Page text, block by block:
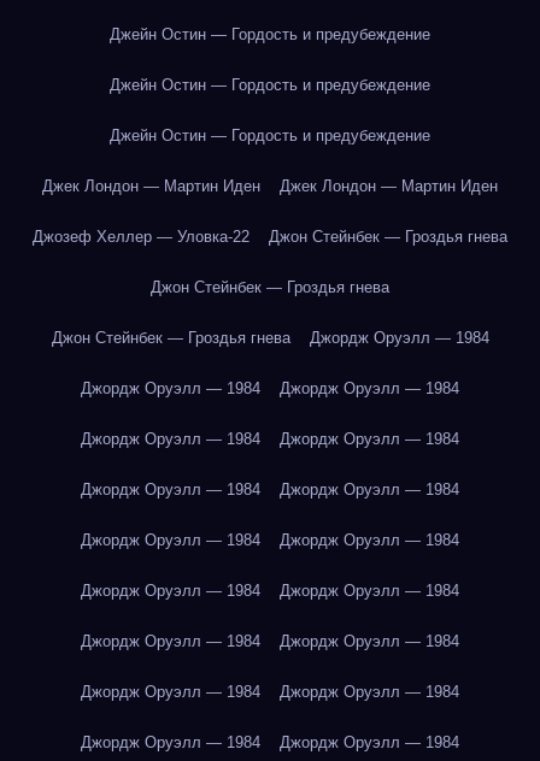
Джейн Остин — Гордость и предубеждение
Джейн Остин — Гордость и предубеждение
Джейн Остин — Гордость и предубеждение
Джек Лондон — Мартин Иден Джек Лондон — Мартин Иден
Джозеф Хеллер — Уловка-22 Джон Стейнбек — Гроздья гнева
Джон Стейнбек — Гроздья гнева
Джон Стейнбек — Гроздья гнева Джордж Оруэлл — 1984
Джордж Оруэлл — 1984 Джордж Оруэлл — 1984
Джордж Оруэлл — 1984 Джордж Оруэлл — 1984
Джордж Оруэлл — 1984 Джордж Оруэлл — 1984
Джордж Оруэлл — 1984 Джордж Оруэлл — 1984
Джордж Оруэлл — 1984 Джордж Оруэлл — 1984
Джордж Оруэлл — 1984 Джордж Оруэлл — 1984
Джордж Оруэлл — 1984 Джордж Оруэлл — 1984
Джордж Оруэлл — 1984 Джордж Оруэлл — 1984